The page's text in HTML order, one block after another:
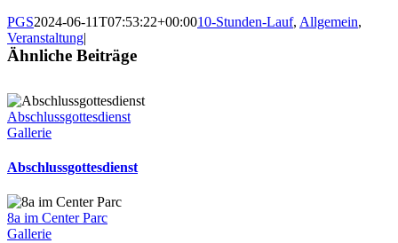
PGS2024-06-11T07:53:22+00:0010-Stunden-Lauf, Allgemein,
Veranstaltung|
Ähnliche Beiträge
Abschlussgottesdienst
Gallerie
Abschlussgottesdienst
8a im Center Parc
Gallerie